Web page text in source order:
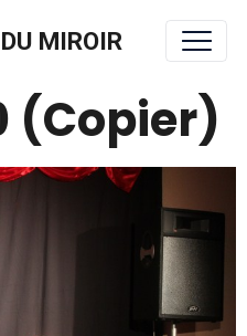
MIROIR
(Copier)